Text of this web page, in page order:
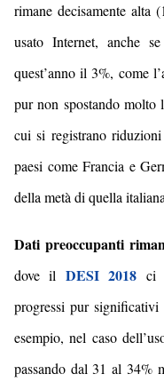
rimane decisamente alta (
usato Internet, anche
quest’annoil 3%, come
pur non spostando molto
cui si registrano
paesi come Francia e
della metà di quella italiana
Dati preoccupanti
dove il DESI2018 ci
progressi pur
esempio, nel caso
passando dal 31 al 34%